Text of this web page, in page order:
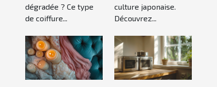
dégradée ? Ce type
de coiffure...
culture japonaise.
Découvrez...